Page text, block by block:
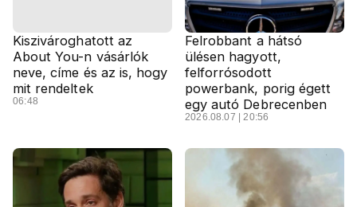
Kiszivároghatott az
About You-n vásárlók
neve, címe és az is, hogy
mit rendeltek
06:48
Felrobbant a hátsó
ülésen hagyott,
felforrósodott
powerbank, porig égett
egy autó Debrecenben
2026.08.07 | 20:56